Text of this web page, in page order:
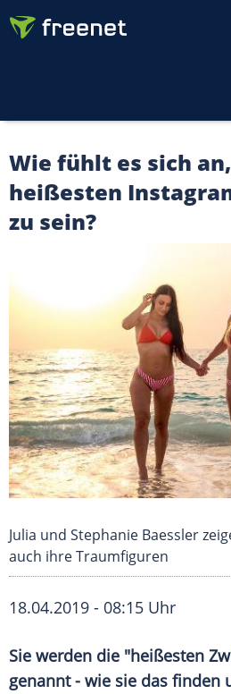
Wie fühlt es sich
heißesten
zu sein?
Julia und Stephanie Baessler
auch ihre Traumfiguren
18.04.2019 - 08:15 Uhr
Sie werden die "heißesten
genannt - wie sie das finden